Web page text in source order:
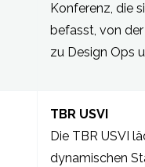
Konferenz, die
befasst, von
zu Design Ops
TBR USVI
Die TBR USVI
dynamischen